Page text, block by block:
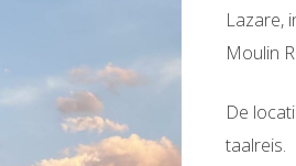
Lazare,
Moulin
De
taalreis.